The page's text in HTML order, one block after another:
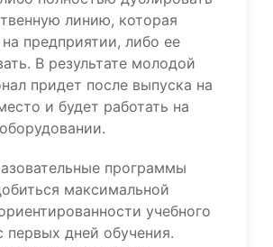
линию, которая
предприятии, либо ее
В результате молодой
придет после выпуска на
и будет работать на
программы
максимальной
учебного
первых дней обучения.